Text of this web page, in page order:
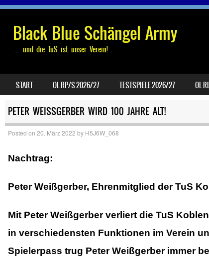
Black Blue Schängel Army
… und die TuS ist unser Verein!
MENU
SKIP TO CONTENT
START OL RP/S 2026/27 TESTSPIELE 2026/27 OL
PETER WEISSGERBER WIRD 100 JAHRE ALT!
Posted on 20. März 2022 by H5J6W_068
Nachtrag:
Peter Weißgerber, Ehrenmitglied der TuS
Mit Peter Weißgerber verliert die TuS
in verschiedensten Funktionen im Verein
Spielerpass trug Peter Weißgerber immer